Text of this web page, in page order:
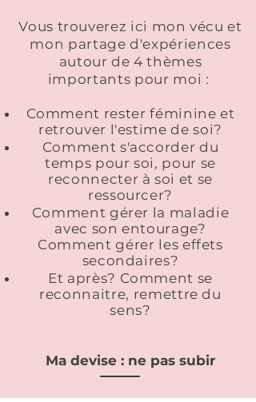
Vous trouverez ici mon vécu et
mon partage d'expériences
autour de 4 thèmes
importants pour moi :
Comment rester féminine et
retrouver l'estime de soi?
Comment s'accorder du
temps pour soi, pour se
reconnecter à soi et se
ressourcer?
Comment gérer la maladie
avec son entourage?
Commentgérer les effets
secondaires?
Et après? Comment se
reconnaitre, remettre du
sens?
Ma devise : ne pas subir